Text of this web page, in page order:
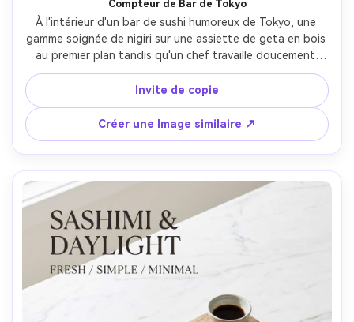
Compteur de Bar de Tokyo
À l'intérieur d'un bar de sushi humoreux de Tokyo, une
gamme soignée de nigiri sur une assiette de geta en bois
au premier plan tandis qu'un chef travaille doucement
défocalisé derrière le comptoir, une disposition d'affiche
avec un espace de texte en haut, une lueur chaude de
lanterne et une lumière subtile de la jante, Canon EOS R6
35mm f/1.8, composition au niveau des yeux, ambiance
nocturne confortable, détails photoréalistes, ombres
naturelles, haute résolution, mise au point nette-AR 4:5
Invite de copie
Créer une Image similaire ↗